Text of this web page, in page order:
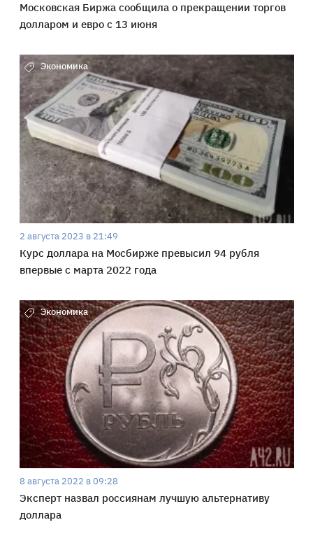
Московская Биржа сообщила о прекращении торгов
долларом и евро с 13 июня
Экономика
2 августа 2023 в 21:49
Курс доллара на Мосбирже превысил 94 рубля
впервые с марта 2022 года
Экономика
8 августа 2022 в 09:28
Эксперт назвал россиянам лучшую альтернативу
доллара